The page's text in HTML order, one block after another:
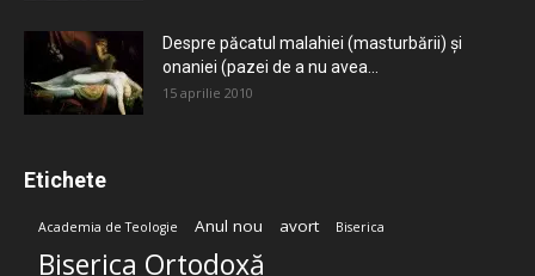
Despre păcatul malahiei (masturbării) şi
onaniei (pazei de a nu avea...
15 aprilie 2010
Etichete
Academia de Teologie Anul nou avort Biserica
Biserica Ortodoxă